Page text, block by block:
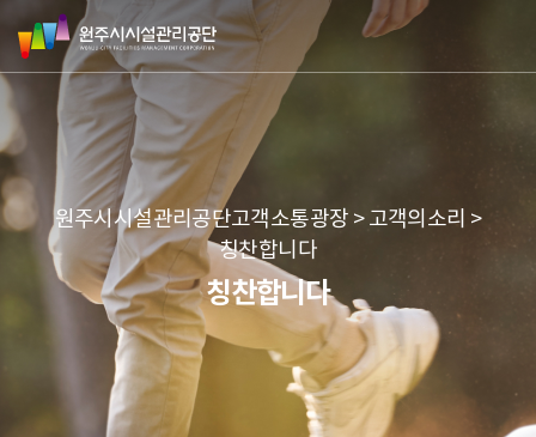
네
이
션
본문 바로가기
메뉴 바로가기
원
주
시
시
설
관
리
공
단
원주시시설관리공단고객소통광장 > 고객의소리 >
칭찬합니다
칭찬합니다